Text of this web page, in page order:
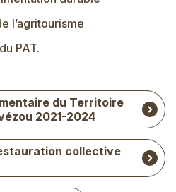
l’agritourisme
PAT.
du Territoire
2021-2024
collective